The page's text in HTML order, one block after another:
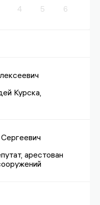
4 5 6
Курска,
арестован